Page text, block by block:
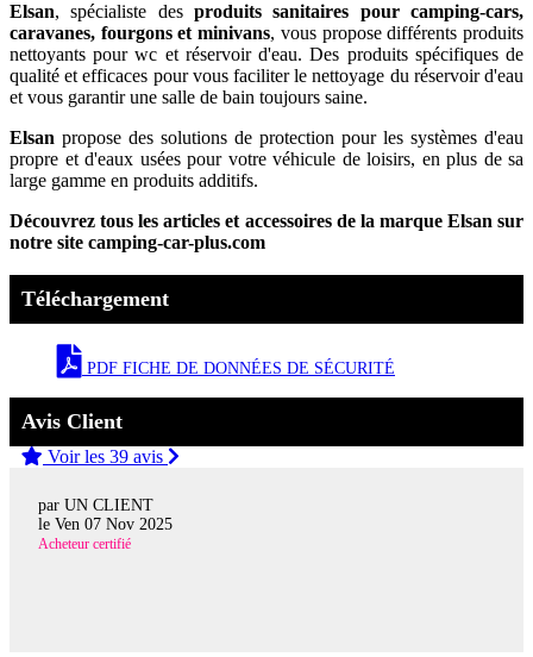
Elsan, spécialiste des produits sanitaires pour camping-cars,
caravanes, fourgons et minivans, vous propose différents produits
nettoyants pour wc et réservoir d'eau. Des produits spécifiques de
qualité et efficaces pour vous faciliter le nettoyage du réservoir d'eau
et vous garantir une salle de bain toujours saine.
Elsan propose des solutions de protection pour les systèmes d'eau
propre et d'eaux usées pour votre véhicule de loisirs, en plus de sa
large gamme en produits additifs.
Découvrez tous les articles et accessoires de la marque Elsan sur
notre site camping-car-plus.com
Téléchargement
PDF FICHE DE DONNÉES DE SÉCURITÉ
Avis Client
Voir les 39 avis
par UN CLIENT
le Ven 07 Nov 2025
Acheteur certifié